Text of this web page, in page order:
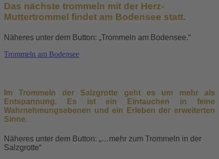
Das nächste trommeln mit der Herz-
Muttertrommel findet am Bodensee statt.
Näheres unter dem Button: „Trommeln am Bodensee.“
Trommeln am Bodensee
Im Trommeln der Salzgrotte geht es um mehr als
Entspannung. Es ist ein Eintauchen in feine
Wahrnehmungsebenen und ein Erleben der erweiterten
Sinne.
Näheres unter dem Button: „…mehr zum Trommeln in der
Salzgrotte“